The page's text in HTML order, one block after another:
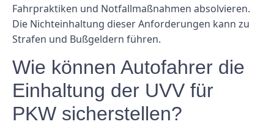
Fahrpraktiken und Notfallmaßnahmen absolvieren.
Die Nichteinhaltung dieser Anforderungen kann zu
Strafen und Bußgeldern führen.
Wie können Autofahrer die
Einhaltung der UVV für
PKW sicherstellen?